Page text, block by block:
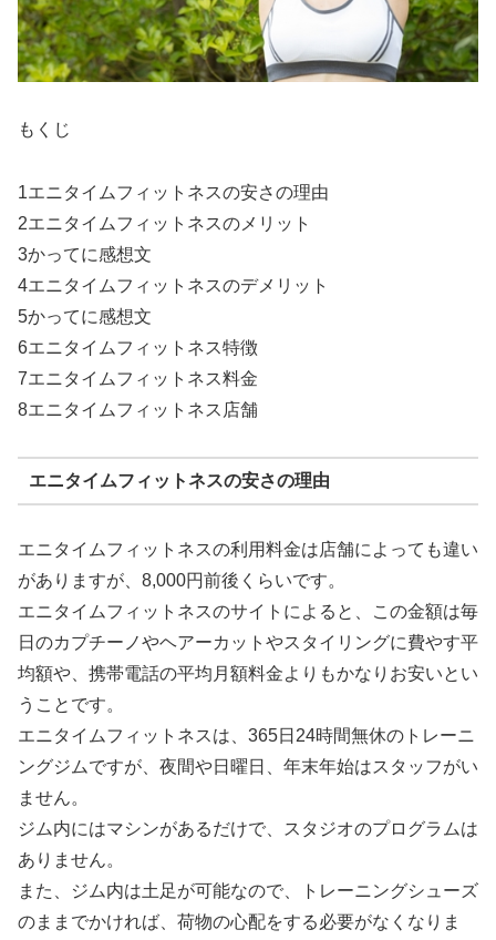
もくじ
1エニタイムフィットネスの安さの理由
2エニタイムフィットネスのメリット
3かってに感想文
4エニタイムフィットネスのデメリット
5かってに感想文
6エニタイムフィットネス特徴
7エニタイムフィットネス料金
8エニタイムフィットネス店舗
エニタイムフィットネスの安さの理由
エニタイムフィットネスの利用料金は店舗によっても違い
がありますが、8,000円前後くらいです。
エニタイムフィットネスのサイトによると、この金額は毎
日のカプチーノやヘアーカットやスタイリングに費やす平
均額や、携帯電話の平均月額料金よりもかなりお安いとい
うことです。
エニタイムフィットネスは、365日24時間無休のトレーニ
ングジムですが、夜間や日曜日、年末年始はスタッフがい
ません。
ジム内にはマシンがあるだけで、スタジオのプログラムは
ありません。
また、ジム内は土足が可能なので、トレーニングシューズ
のままでかければ、荷物の心配をする必要がなくなりま